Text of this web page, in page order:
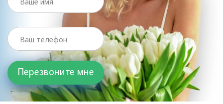
Ваше имя
Ваш телефон